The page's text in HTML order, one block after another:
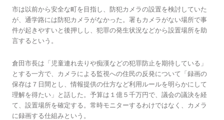
市は以前から安全な町を目指し、防犯カメラの設置を検討していた
が、通学路には防犯カメラがなかった。署もカメラがない場所で事
件が起きやすいと後押しし、犯罪の発生状況などから設置場所を助
言するという。
倉田市長は「児童連れ去りや痴漢などの犯罪防止を期待している」
とする一方で、カメラによる監視への住民の反発について「録画の
保存は７日間とし、情報提供の仕方など利用ルールを明らかにして
理解を得たい」と話した。予算は１億５千万円で、議会の議決を経
て、設置場所を確定する。常時モニターするわけではなく、カメラ
に録画する仕組みという。